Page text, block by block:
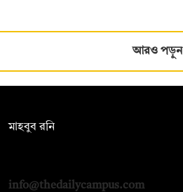
আরও পড়ুন
মাহবুব রনি
info@thedailycampus.com